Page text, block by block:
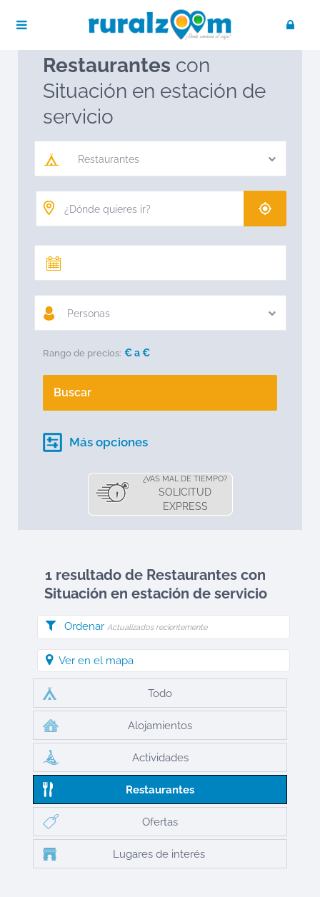
Restaurantes
Restaurantes con
Situación en estación de
servicio
Restaurantes
Personas
Rango de precios: € a€
Buscar
Más opciones
¿VAS MAL DE TIEMPO?
SOLICITUD
EXPRESS
1 resultado de Restaurantes con
Situación en estación de servicio
Ordenar Actualizados recientemente
Ver en el mapa
Todo
Alojamientos
Actividades
Restaurantes
Ofertas
Lugares de interés